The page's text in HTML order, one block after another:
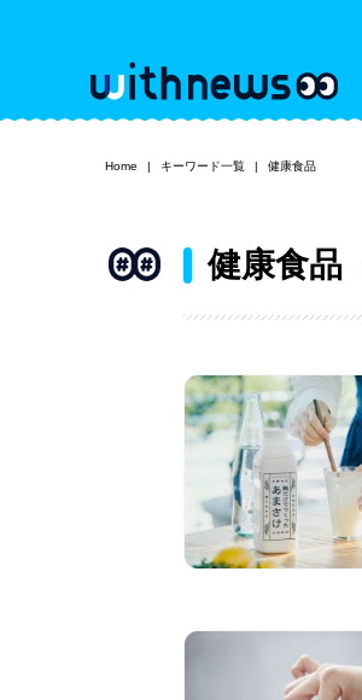
Home キーワード一覧 健康食品
健康食品